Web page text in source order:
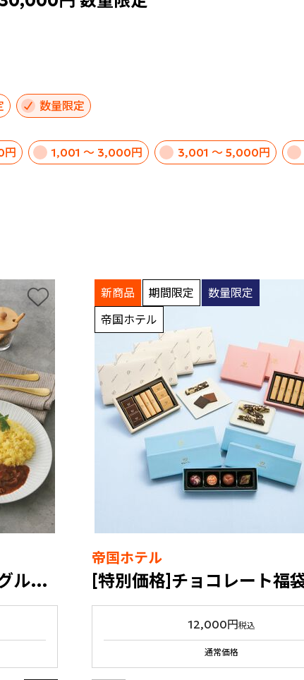
数量限定
円 1,001 ～ 3,000円 3,001 ～ 5,000円
[特別価格]食卓を彩る人気グルメ福袋
新商品 期間限定
数量限定
帝国ホテル
帝国ホテル
[特別価格]チョコレート福
12,000円税込
通常価格